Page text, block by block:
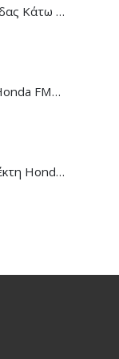
Κάλυμμα Αλυσίδας Κάτω Honda C-90
Ντίζα Κοντέρ Honda FMX-650
Μανέτα Συμπλέκτη Honda CB/CBR-650R